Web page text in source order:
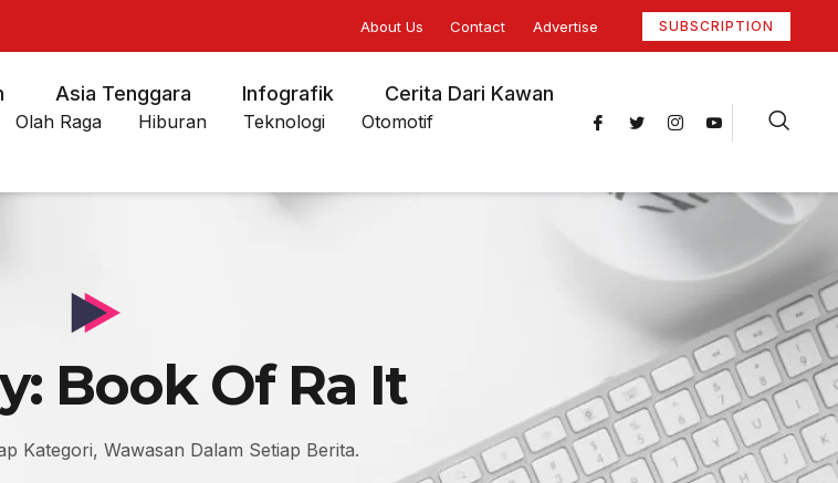
About Us Contact Advertise SUBSCRIPTION
Asia Tenggara Infografik Cerita Dari Kawan
Olah Raga Hiburan Teknologi
Otomotif
Book Of Ra It
Kategori, Wawasan Dalam Setiap Berita.